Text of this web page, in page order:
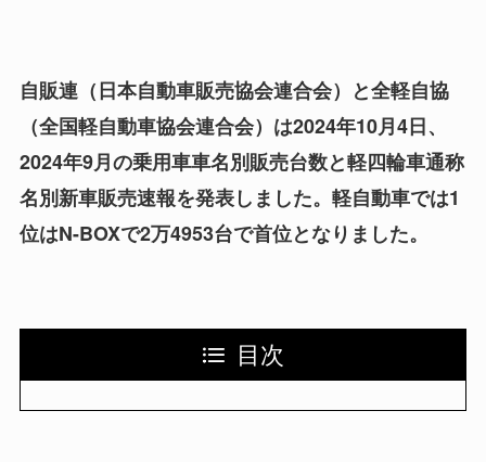
自販連（日本自動車販売協会連合会）と全軽自協
（全国軽自動車協会連合会）は2024年10月4日、
2024年9月の乗用車車名別販売台数と軽四輪車通称
名別新車販売速報を発表しました。軽自動車では1
位はN-BOXで2万4953台で首位となりました。
目次